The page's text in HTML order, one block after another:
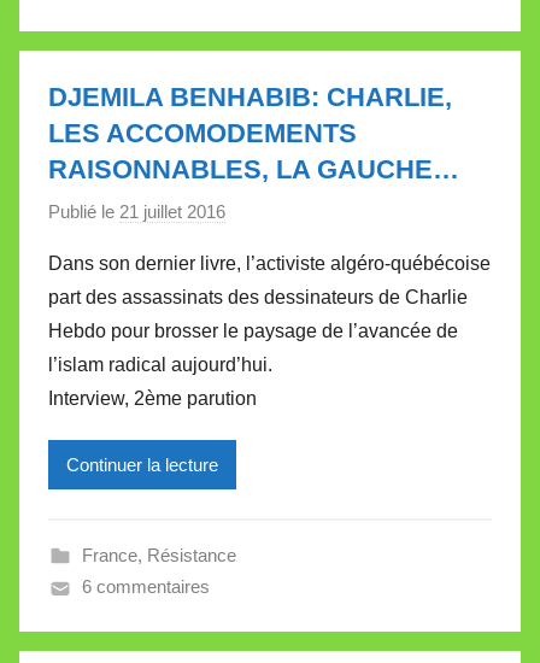
l
t
t
e
DJEMILA BENHABIB: CHARLIE,
LES ACCOMODEMENTS
RAISONNABLES, LA GAUCHE…
Publié le 21 juillet 2016
r
M
i
r
e
l
V
l
Dans son dernier livre, l’activiste algéro-québécoise
part des assassinats des dessinateurs de Charlie
Hebdo pour brosser le paysage de l’avancée de
l’islam radical aujourd’hui.
Interview, 2ème parution
Continuer la lecture
France, Résistance
6 commentaires